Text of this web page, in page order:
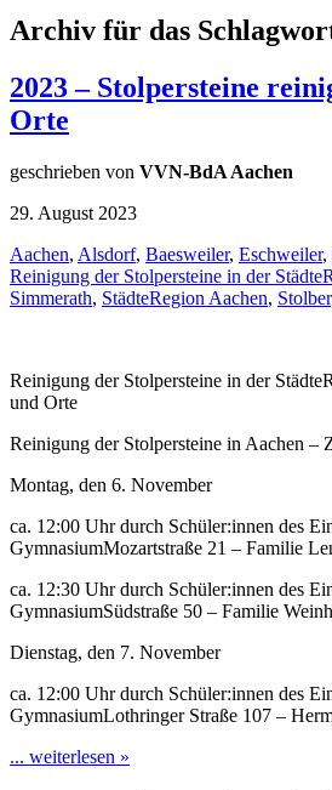
Archiv für das
2023 – Stolpersteine
Orte
geschrieben von VVN-BdA Aachen
29. August 2023
Aachen, Alsdorf, Baesweiler, Eschweiler,
Reinigung der Stolpersteine in der
Simmerath, StädteRegion Aachen,
Reinigung der Stolpersteine in der
und Orte
Reinigung der Stolpersteine in Aachen –
Montag, den 6. November
ca. 12:00 Uhr durch Schüler:innen des
GymnasiumMozartstraße 21 – Familie
ca. 12:30 Uhr durch Schüler:innen des
GymnasiumSüdstraße 50 – Familie
Dienstag, den 7. November
ca. 12:00 Uhr durch Schüler:innen des
GymnasiumLothringer Straße 107 –
... weiterlesen »